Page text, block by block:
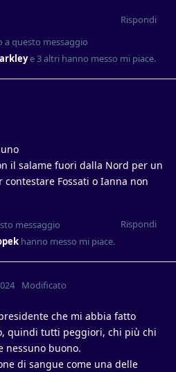
Rispondi
a questo messaggio
e 3altri hanno messo mi piace.
il salame fuori dalla Nord per un
Fossati o Ianna non
Rispondi
messaggio
hanno messo mi piace.
Modificato
che mi abbia fatto
quindi tutti peggiori, chi più chi
nessuno buono.
di sangue come una delle